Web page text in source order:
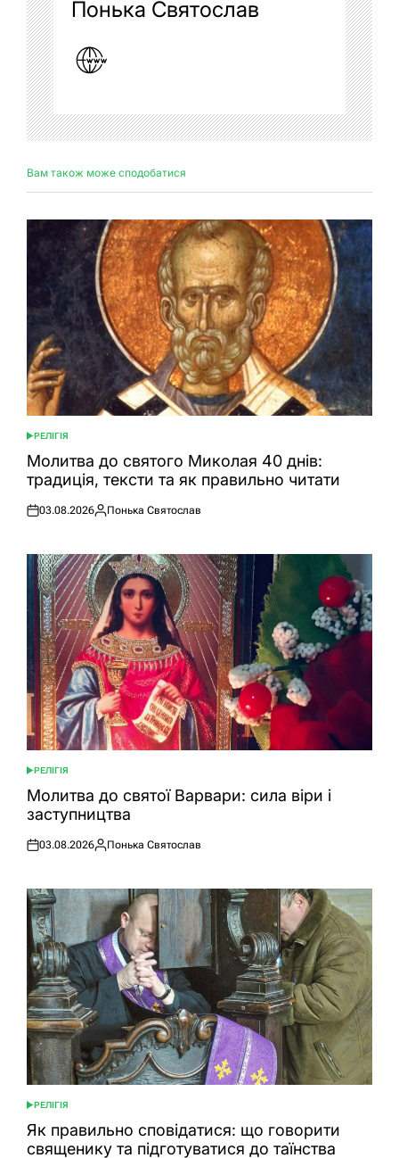
Понька Святослав
Вам також може сподобатися
ОПУБЛІКУВАТИ
У
РЕЛІГІЯ
Молитва до святого Миколая 40 днів:
традиція, тексти та як правильно читати
Оприлюднено
03.08.2026
Опубліковано
Понька Святослав
ОПУБЛІКУВАТИ
У
РЕЛІГІЯ
Молитва до святої Варвари: сила віри і
заступництва
Оприлюднено
03.08.2026
Опубліковано
Понька Святослав
ОПУБЛІКУВАТИ
У
РЕЛІГІЯ
Як правильно сповідатися: що говорити
священику та підготуватися до таїнства